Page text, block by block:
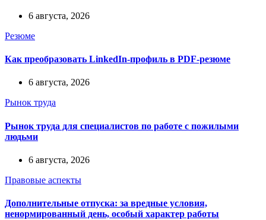
6 августа, 2026
Резюме
Как преобразовать LinkedIn-профиль в PDF-резюме
6 августа, 2026
Рынок труда
Рынок труда для специалистов по работе с пожилыми
людьми
6 августа, 2026
Правовые аспекты
Дополнительные отпуска: за вредные условия,
ненормированный день, особый характер работы